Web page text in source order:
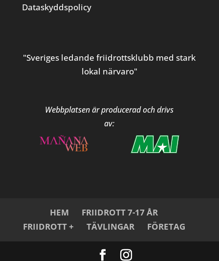
Dataskyddspolicy
"Sveriges ledande friidrottsklubb med stark
lokal närvaro"
Webbplatsen är producerad och drivs
av:
HEM
FRIIDROTT 7-17 ÅR
FRIIDROTT +
TÄVLINGAR FÖRETAG